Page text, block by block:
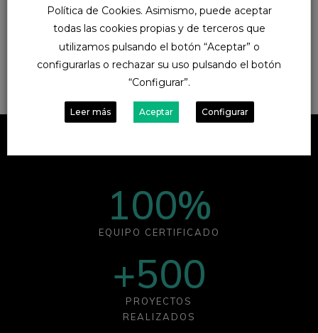
ACHIEVE YOUR GOALS
100%
EQUIPO CERTIFICADO
+500
PROYECTOS
REALIZADOS
Política de Cookies. Asimismo, puede aceptar
todas las cookies propias y de terceros que
utilizamos pulsando el botón “Aceptar” o
configurarlas o rechazar su uso pulsando el botón
“Configurar”.
Leer más Aceptar Configurar